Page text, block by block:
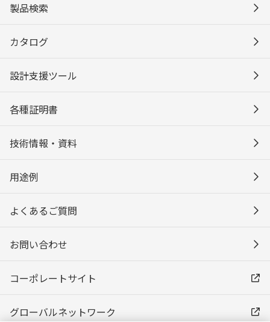
製品検索
カタログ
設計支援ツール
各種証明書
技術情報・資料
用途例
よくあるご質問
お問い合わせ
コーポレートサイト
グローバルネットワーク